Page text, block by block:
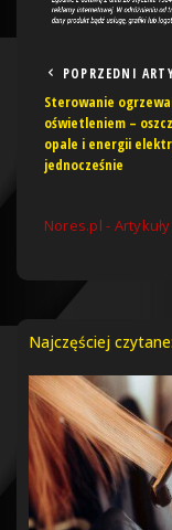
POPRZEDNI
Sterowanie
oświetleniem –
opale i energii
jednocześnie
Nores.pl -
Najczęściej czytane: